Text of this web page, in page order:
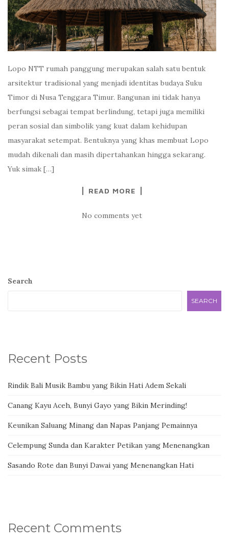
Lopo NTT rumah panggung merupakan salah satu bentuk
arsitektur tradisional yang menjadi identitas budaya Suku
Timor di Nusa Tenggara Timur. Bangunan ini tidak hanya
berfungsi sebagai tempat berlindung, tetapi juga memiliki
peran sosial dan simbolik yang kuat dalam kehidupan
masyarakat setempat. Bentuknya yang khas membuat Lopo
mudah dikenali dan masih dipertahankan hingga sekarang.
Yuk simak […]
READ MORE
No comments yet
Search
SEARCH
Recent Posts
Rindik Bali Musik Bambu yang Bikin Hati Adem Sekali
Canang Kayu Aceh, Bunyi Gayo yang Bikin Merinding!
Keunikan Saluang Minang dan Napas Panjang Pemainnya
Celempung Sunda dan Karakter Petikan yang Menenangkan
Sasando Rote dan Bunyi Dawai yang Menenangkan Hati
Recent Comments